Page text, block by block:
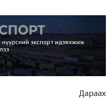
нүүрсний экспорт идэвхжиж
Дараах